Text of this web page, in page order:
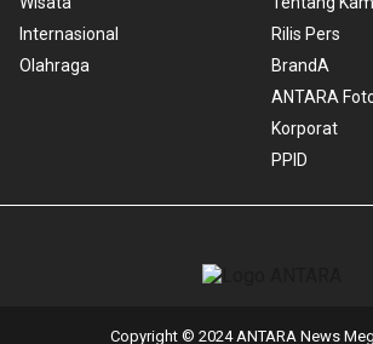
Internasional
Olahraga
Rilis Pers
BrandA
ANTARA
Korporat
PPID
Copyright © 2024 ANTARA News